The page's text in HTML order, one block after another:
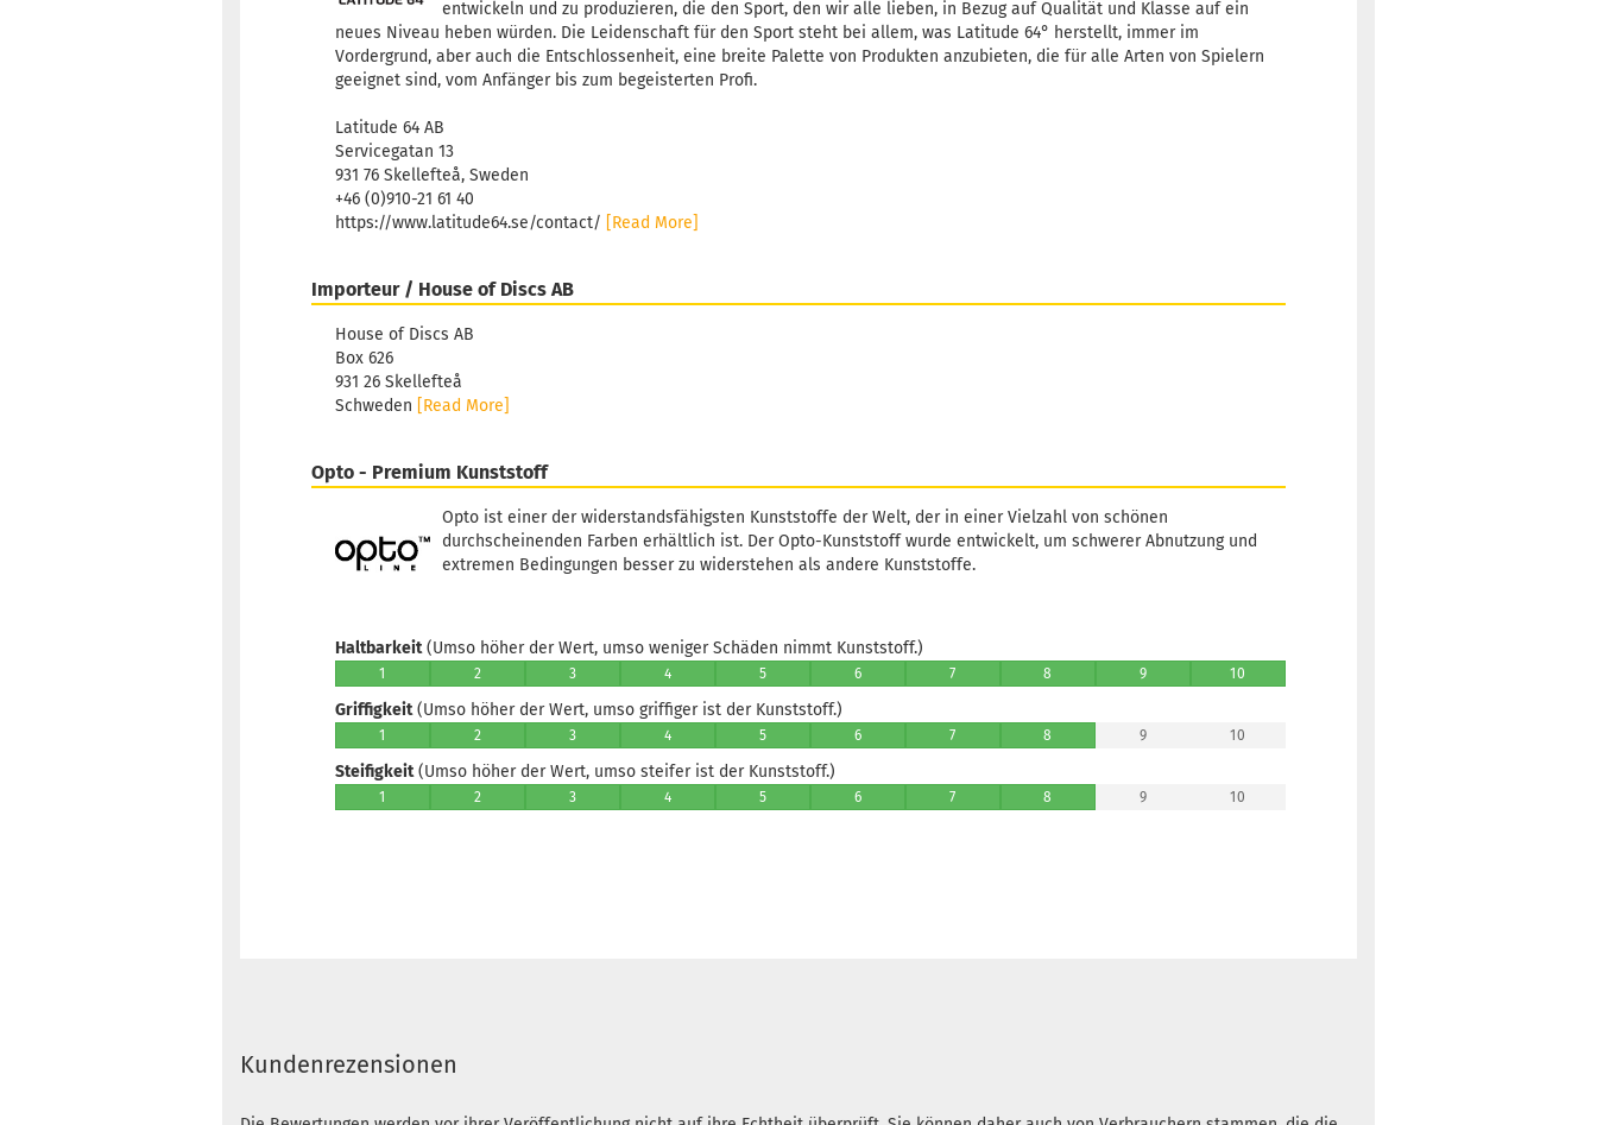
entwickeln und zu produzieren, die den Sport, den wir alle lieben, in Bezug auf Qualität und Klasse auf ein
neues Niveau heben würden. Die Leidenschaft für den Sport steht bei allem, was Latitude 64° herstellt, immer im
Vordergrund, aber auch die Entschlossenheit, eine breite Palette von Produkten anzubieten, die für alle Arten von Spielern
geeignet sind, vom Anfänger bis zum begeisterten Profi.
Latitude 64 AB
Servicegatan 13
931 76 Skellefteå, Sweden
+46 (0)910-21 61 40
https://www.latitude64.se/contact/ [Read More]
Importeur / House of Discs AB
House of Discs AB
Box 626
931 26 Skellefteå
Schweden [Read More]
Opto - Premium Kunststoff
Opto ist einer der widerstandsfähigsten Kunststoffe der Welt, der in einer Vielzahl von schönen
durchscheinenden Farben erhältlich ist. Der Opto-Kunststoff wurde entwickelt, um schwerer Abnutzung und
extremen Bedingungen besser zu widerstehen als andere Kunststoffe.
Haltbarkeit(Umso höher der Wert, umso weniger Schäden nimmt Kunststoff.)
1 2 3 4 5 6 7 8 9 10
Griffigkeit(Umso höher der Wert, umso griffiger ist der Kunststoff.)
1 2 3 4 5 6 7 8 9 10
Steifigkeit(Umso höher der Wert, umso steifer ist der Kunststoff.)
1 2 3 4 5 6 7 8 9 10
Kundenrezensionen